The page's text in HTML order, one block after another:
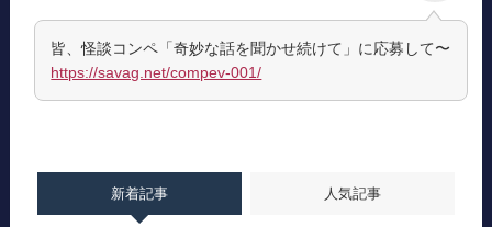
皆、怪談コンペ「奇妙な話を聞かせ続けて」に応募して〜
https://savag.net/compev-001/
新着記事 人気記事